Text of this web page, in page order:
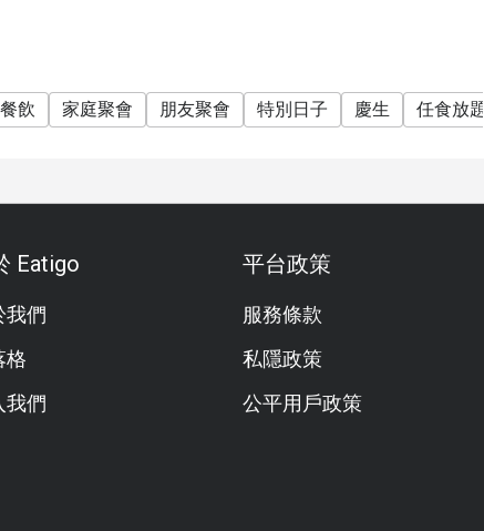
時間 15 分鐘，預訂與折扣將自動失效。
麼樣的餐廳？
，供應泰式及國際美食，提供自助餐與單點菜單。客人可
賞湄南河的絕美全景。
餐時間 21:30)
飲 家庭聚會 朋友聚會 特別日子 慶生 任食放題
Eatigo
我們
格
我們
平台政策
服務條款
私隱政策
公平用戶政策